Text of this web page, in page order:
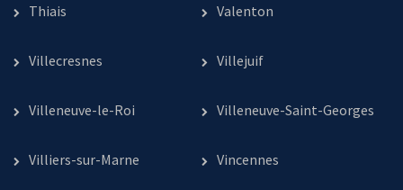
Thiais Valenton
Villecresnes Villejuif
Villeneuve-le-Roi Villeneuve-Saint-Georges
Villiers-sur-Marne Vincennes